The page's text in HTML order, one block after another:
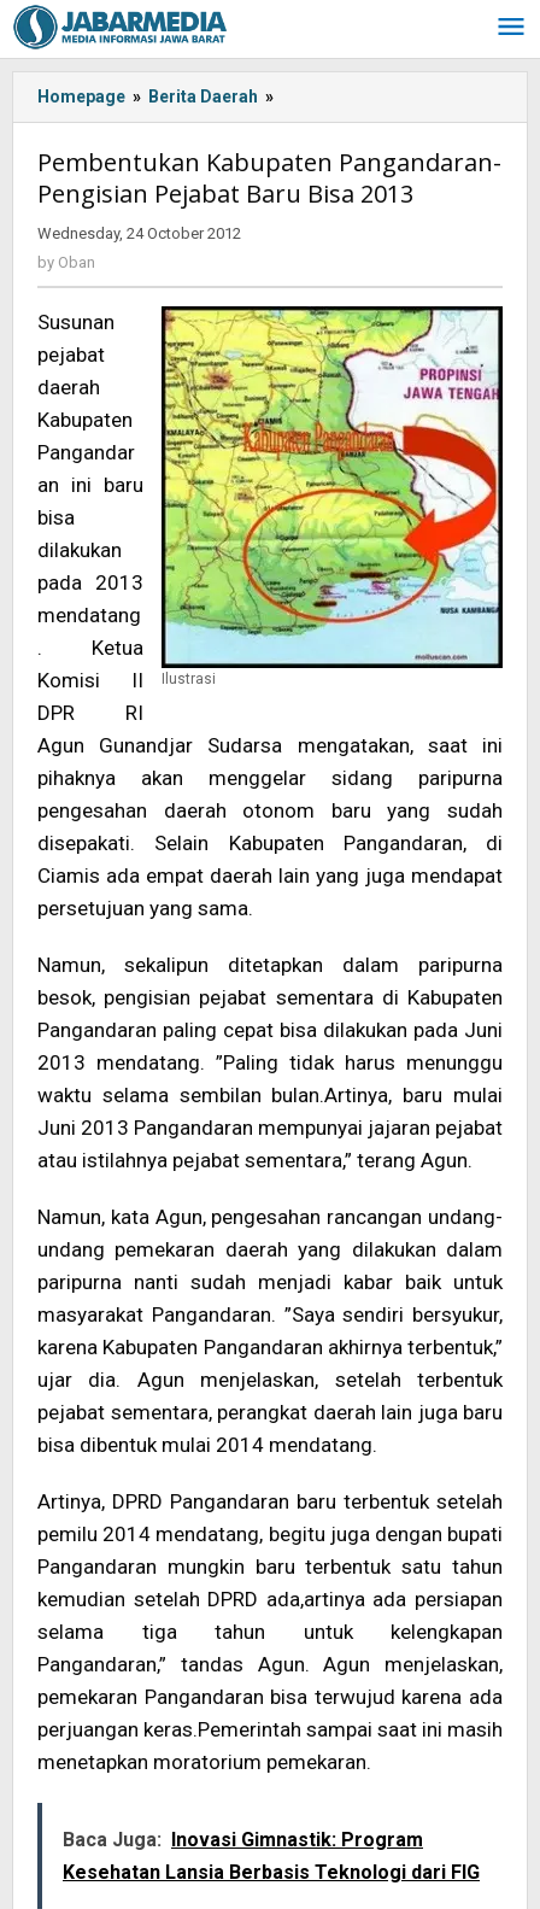
Skip
to
content
Homepage » Berita Daerah »
Kabupaten
Pengisian
Pejabat
Pembentukan Kabupaten Pangandaran-
Pengisian Pejabat Baru Bisa 2013
Wednesday, 24 October 2012
by Oban
Ilustrasi
Susunan
pejabat
daerah
Kabupaten
Pangandar
an ini baru
bisa
dilakukan
pada 2013
mendatang
. Ketua
Komisi II
DPR RI
Agun Gunandjar Sudarsa mengatakan, saat ini
pihaknya akan menggelar sidang paripurna
pengesahan daerah otonom baru yang sudah
disepakati. Selain Kabupaten Pangandaran, di
Ciamis ada empat daerah lain yang juga mendapat
persetujuan yang sama.
Namun, sekalipun ditetapkan dalam paripurna
besok, pengisian pejabat sementara di Kabupaten
Pangandaran paling cepat bisa dilakukan pada Juni
2013 mendatang. ”Paling tidak harus menunggu
waktu selama sembilan bulan.Artinya, baru mulai
Juni 2013 Pangandaran mempunyai jajaran pejabat
atau istilahnya pejabat sementara,” terang Agun.
Namun, kata Agun, pengesahan rancangan undang-
undang pemekaran daerah yang dilakukan dalam
paripurna nanti sudah menjadi kabar baik untuk
masyarakat Pangandaran. ”Saya sendiri bersyukur,
karena Kabupaten Pangandaran akhirnya terbentuk,”
ujar dia. Agun menjelaskan, setelah terbentuk
pejabat sementara, perangkat daerah lain juga baru
bisa dibentuk mulai 2014 mendatang.
Artinya, DPRD Pangandaran baru terbentuk setelah
pemilu 2014 mendatang, begitu juga dengan bupati
Pangandaran mungkin baru terbentuk satu tahun
kemudian setelah DPRD ada,artinya ada persiapan
selama tiga tahun untuk kelengkapan
Pangandaran,” tandas Agun. Agun menjelaskan,
pemekaran Pangandaran bisa terwujud karena ada
perjuangan keras.Pemerintah sampai saat ini masih
menetapkan moratorium pemekaran.
Baca Juga: Inovasi Gimnastik: Program
Kesehatan Lansia Berbasis Teknologi dari FIG